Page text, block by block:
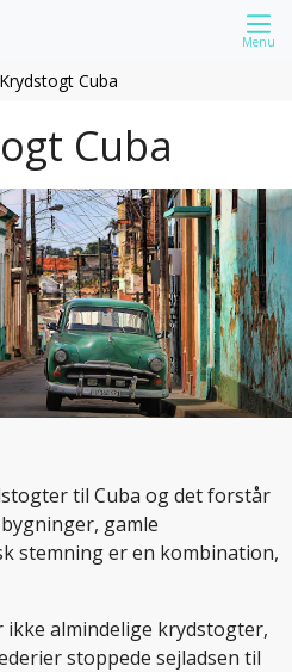
Menu
Krydstogt Cuba
Cuba
til Cuba og det forstår
gamle
stemning er en kombination,
almindelige krydstogter,
stoppede sejladsen til